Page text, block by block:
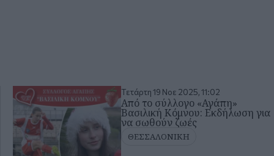
Τετάρτη 19 Νοε 2025, 11:02
Από το σύλλογο «Αγάπη»
Βασιλική Κόμνου: Εκδήλωση για
να σωθούν ζωές
ΘΕΣΣΑΛΟΝΙΚΗ